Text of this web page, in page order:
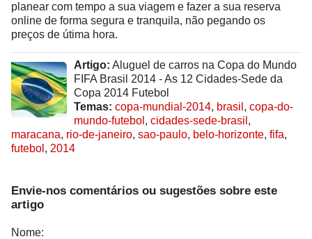
planear com tempo a sua viagem e fazer a sua reserva
online de forma segura e tranquila, não pegando os
preços de útima hora.
Artigo: Aluguel de carros na Copa do Mundo
FIFA Brasil 2014 - As 12 Cidades-Sede da
Copa 2014 Futebol
Temas: copa-mundial-2014, brasil , copa-do-
mundo-futebol , cidades-sede-brasil ,
maracana, rio-de-janeiro, sao-paulo, belo-horizonte, fifa,
futebol , 2014
Envie-nos comentários ou sugestões sobre este
artigo
Nome: